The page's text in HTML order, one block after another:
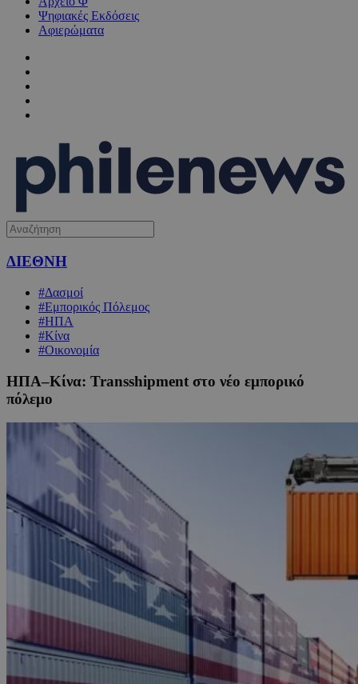
Ψηφιακές Εκδόσεις
Αφιερώματα
ΔΙΕΘΝΗ
#Δασμοί
#Εμπορικός Πόλεμος
#ΗΠΑ
#Κίνα
#Οικονομία
ΗΠΑ–Κίνα: Transshipment στο νέο εμπορικό
πόλεμο